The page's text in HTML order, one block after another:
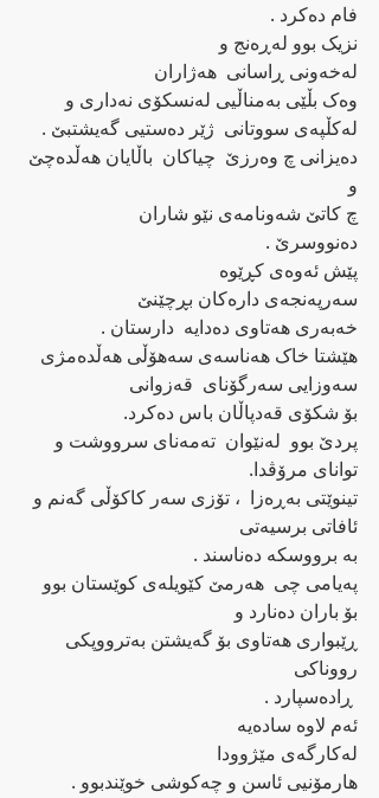
فام ده‌کرد .
نزیک بوو له‌ڕه‌نج و
له‌خه‌ونی ڕاسانی  هه‌ژاران
وه‌ک بڵێی به‌مناڵیی له‌نسکۆی نه‌داری و
له‌کڵپه‌ی سووتانی  ژێر ده‌ستیی گه‌یشتبێ .
ده‌یزانی چ وه‌رزێ  چیاکان  باڵایان هه‌ڵده‌چێ
و
چ کاتێ شه‌ونامه‌ی نێو شاران
ده‌نووسرێ .
پێش ئه‌وه‌ی کڕێوه‌
سه‌رپه‌نجه‌ی داره‌کان بڕچێنێ
خه‌به‌ری هه‌تاوی ده‌دایه‌  دارستان .
هێشتا خاک هه‌ناسه‌ی سه‌هۆڵی هه‌ڵده‌مژی
سه‌وزایی سه‌رگۆنای  قه‌زوانی
بۆ شکۆی قه‌دپاڵان باس ده‌کرد.
پردێ بوو  له‌نێوان  ته‌مه‌نای سرووشت و
توانای مرۆڤدا.
تینوێتی به‌ڕه‌زا  ، تۆزی سه‌ر کاکۆڵی گه‌نم و
ئافاتی برسیه‌تی
به ‌برووسکه ‌ده‌ناسند .
په‌یامی چی  هه‌رمێ کێویله‌ی کوێستان بوو
بۆ باران ده‌نارد و
ڕێبواری هه‌تاوی بۆ گه‌یشتن به‌ترووپکی
رووناکی
ئه‌م لاوه‌ ساده‌یه‌
له‌کارگه‌ی مێژوودا
هارمۆنیی ئاسن و چه‌کوشی خوێندبوو .